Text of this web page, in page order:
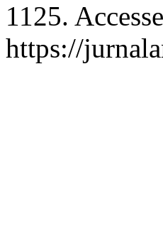
1125.
https://